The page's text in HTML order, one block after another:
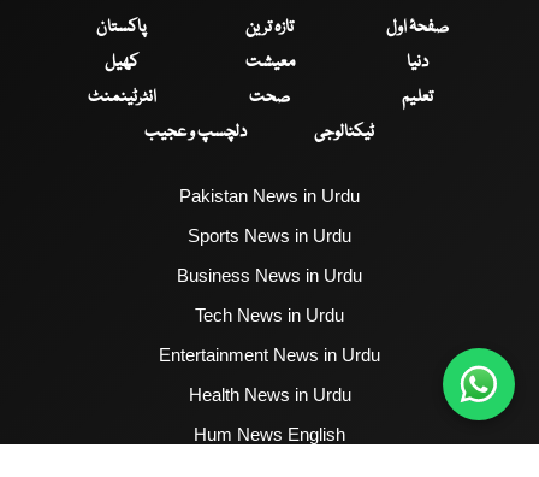
صفحۂ اول تازہ ترین
پاکستان
دنیا
معیشت
کھیل
تعلیم
صحت
انٹرٹینمنٹ
ٹیکنالوجی
دلچسپ و عجیب
Pakistan News in Urdu
Sports News in Urdu
Business News in Urdu
Tech News in Urdu
Entertainment News in Urdu
Health News in Urdu
Hum News English